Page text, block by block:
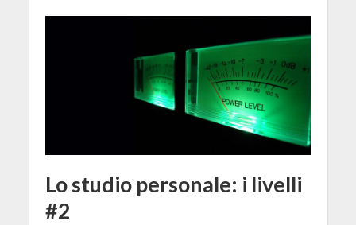
Lo studio personale: i livelli
#2